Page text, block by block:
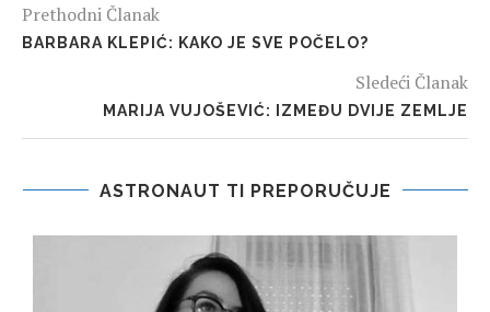
Prethodni Članak
BARBARA KLEPIĆ: KAKO JE SVE POČELO?
Sledeći Članak
MARIJA VUJOŠEVIĆ: IZMEĐU DVIJE ZEMLJE
ASTRONAUT TI PREPORUČUJE